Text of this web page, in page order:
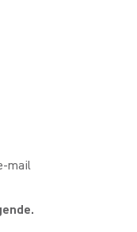
mail